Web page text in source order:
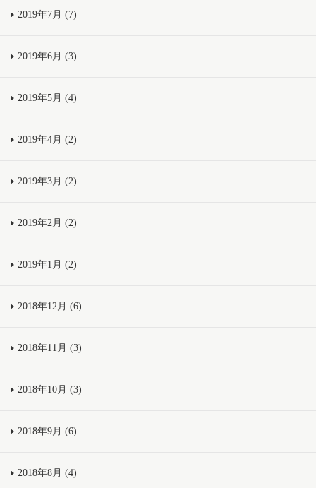
2019年7月 (7)
2019年6月 (3)
2019年5月 (4)
2019年4月 (2)
2019年3月 (2)
2019年2月 (2)
2019年1月 (2)
2018年12月 (6)
2018年11月 (3)
2018年10月 (3)
2018年9月 (6)
2018年8月 (4)